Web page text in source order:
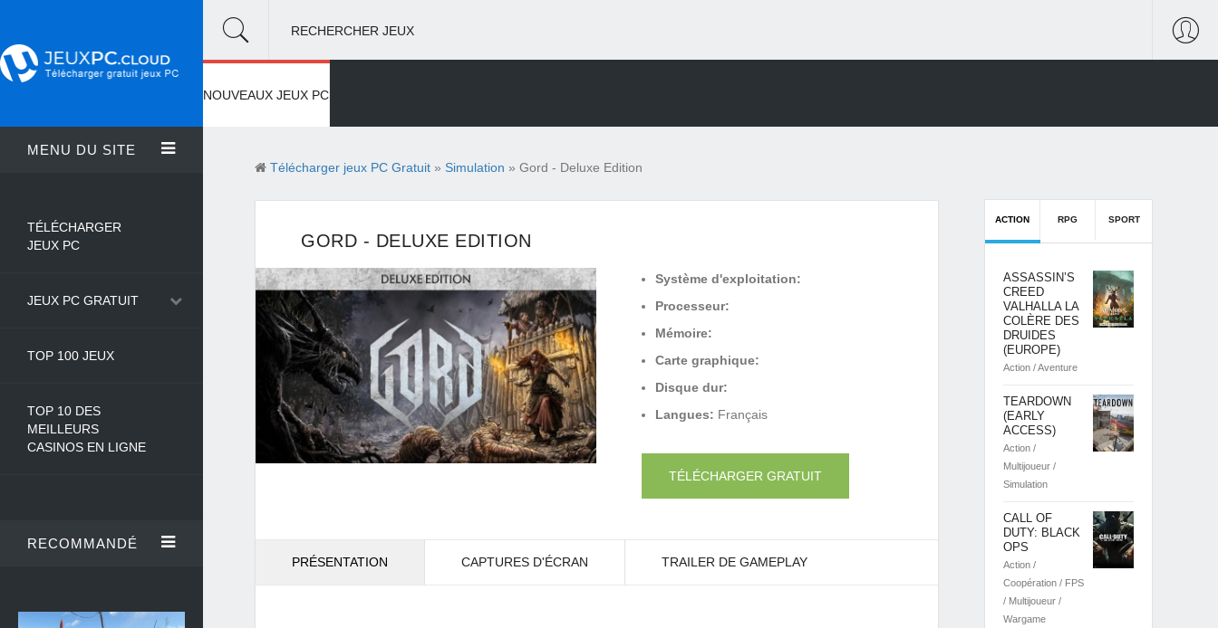
MENU DU SITE
TÉLÉCHARGER
JEUX PC
JEUX PC GRATUIT
TOP 100 JEUX
TOP 10 DES
MEILLEURS
CASINOS EN LIGNE
RECOMMANDÉ
RECHERCHER JEUX
NOUVEAUX JEUX PC
Télécharger jeux PC Gratuit » Simulation » Gord - Deluxe Edition
GORD - DELUXE EDITION
Système d'exploitation:
Processeur:
Mémoire:
Carte graphique:
Disque dur:
Langues: Français
TÉLÉCHARGER GRATUIT
PRÉSENTATION CAPTURES D'ÉCRAN TRAILER DE GAMEPLAY
ACTION RPG SPORT
ASSASSIN’S
CREED
VALHALLA LA
COLÈRE DES
DRUIDES
(EUROPE)
Action / Aventure
TEARDOWN
(EARLY
ACCESS)
Action /
Multijoueur /
Simulation
CALL OF
DUTY: BLACK
OPS
Action /
Coopération / FPS
/ Multijoueur /
Wargame